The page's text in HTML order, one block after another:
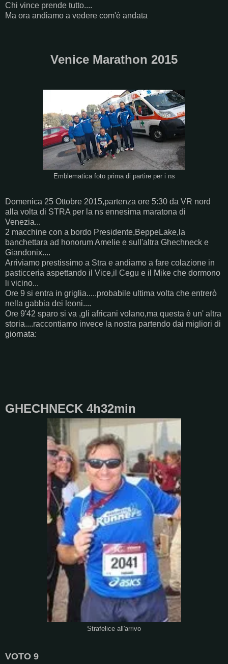
Chi vince prende tutto....
Ma ora andiamo a vedere com'è andata
Venice Marathon 2015
Emblematica foto prima di partire per i ns
Domenica 25 Ottobre 2015,partenza ore 5:30 da VR nord
alla volta di STRA per la ns ennesima maratona di
Venezia...
2 macchine con a bordo Presidente,BeppeLake,la
banchettara ad honorum Amelie e sull'altra Ghechneck e
Giandonix....
Arriviamo prestissimo a Stra e andiamo a fare colazione in
pasticceria aspettando il Vice,il Cegu e il Mike che dormono
li vicino...
Ore 9 si entra in griglia.....probabile ultima volta che entrerò
nella gabbia dei leoni....
Ore 9'42 sparo si va ,gli africani volano,ma questa è un' altra
storia....raccontiamo invece la nostra partendo dai migliori di
giornata:
GHECHNECK 4h32min
Strafelice all'arrivo
VOTO 9